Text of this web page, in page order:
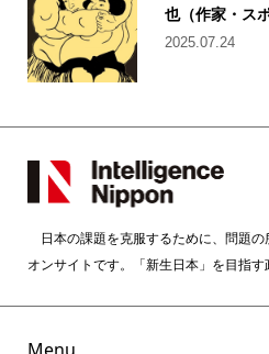
也（作家・ス
2025.07.24
日本の課題を克服するために、問題の
オンサイトです。「新生日本」を目指す